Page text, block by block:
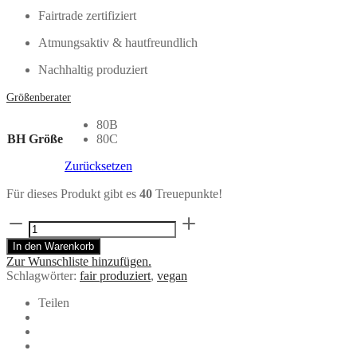
Fairtrade zertifiziert
Atmungsaktiv & hautfreundlich
Nachhaltig produziert
Größenberater
BH Größe
80B
80C
Zurücksetzen
Für dieses Produkt gibt es 40 Treuepunkte!
BH
mit
Bügel
in
schwarz
Bio-
Baumwolle
–
COMAZO
In den Warenkorb
Zur Wunschliste hinzufügen.
Schlagwörter: fair produziert, vegan
Teilen